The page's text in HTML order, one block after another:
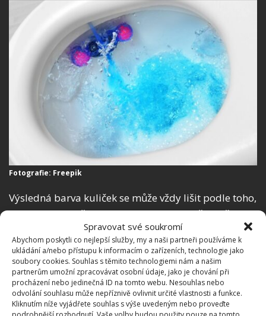
Spravovat své soukromí
Abychom poskytli co nejlepší služby, my a naši partneři používáme k
ukládání a/nebo přístupu k informacím o zařízeních, technologie jako
soubory cookies. Souhlas s těmito technologiemi nám a našim
partnerům umožní zpracovávat osobní údaje, jako je chování při
procházení nebo jedinečná ID na tomto webu. Nesouhlas nebo
odvolání souhlasu může nepříznivě ovlivnit určité vlastnosti a funkce.
Kliknutím níže vyjádřete souhlas s výše uvedeným nebo proveďte
Fotografie: Freepik
Výsledná barva kuliček se může vždy lišit podle toho,
jaký mycí prostředek na nádobí jste použili. Některé
přípravky v sobě již obsahují barviva.
jednoduše dáte do plastového zásobníku, který
jste dříve i s kuličkama do toalety v obchodě
zakoupili, a vložíte do WC mísy. Za pár dní zjistíte, že
vaše čisticí kuličky mají mnohem delší životnost než
ty kupované.